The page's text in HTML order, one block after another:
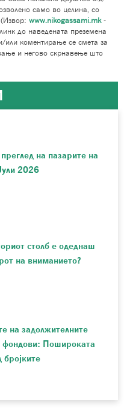
само во целина, со
www.nikogassami.mk-
до наведената преземена
коментирање се смета за
и негово скрнавење што
на пазарите на
2026
столб е одеднаш
на вниманието?
на задолжителните
фондови: Пошироката
бројките